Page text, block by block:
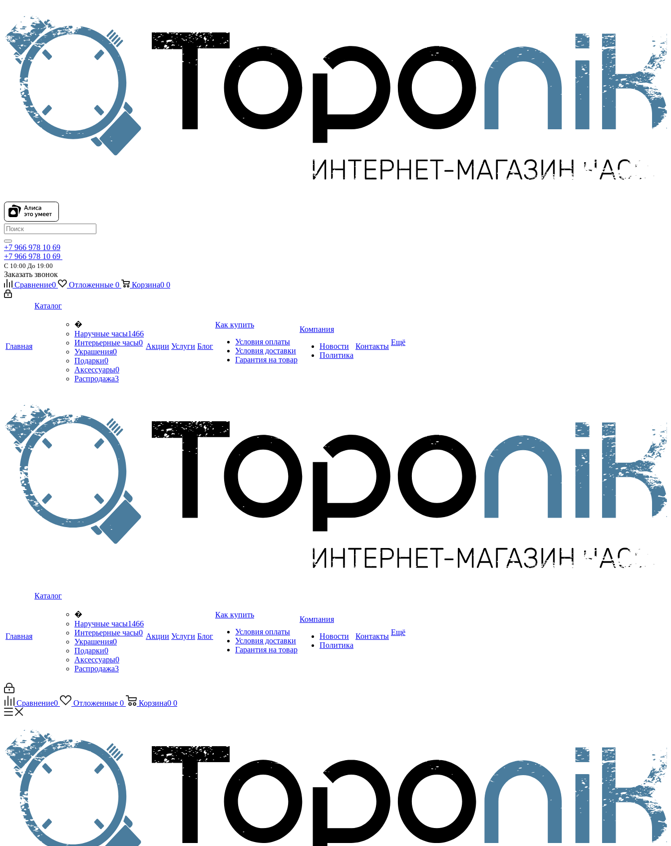
+7 966 978 10 69
+7 966 978 10 69
С 10:00 До 19:00
Заказать звонок
Сравнение0 Отложенные 0 Корзина0 0
Главная
Каталог
�
Наручные часы1466
Интерьерные часы0
Украшения0
Подарки0
Аксессуары0
Распродажа3
Акции Услуги Блог
Как купить
Условия оплаты
Условия доставки
Гарантия на товар
Компания
Новости
Политика
Контакты Ещё
Главная
Каталог
�
Наручные часы1466
Интерьерные часы0
Украшения0
Подарки0
Аксессуары0
Распродажа3
Акции Услуги Блог
Как купить
Условия оплаты
Условия доставки
Гарантия на товар
Компания
Новости
Политика
Контакты Ещё
Сравнение0 Отложенные 0 Корзина0 0